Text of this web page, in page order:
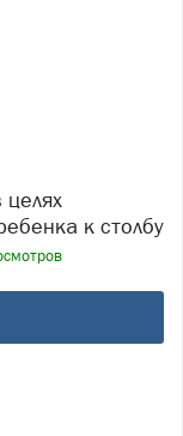
к столбу